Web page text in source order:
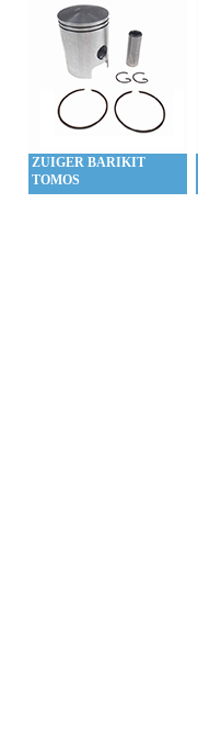
ZUIGER BARIKIT
TOMOS